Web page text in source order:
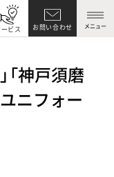
ビス お問い合わせ メニュー
「神戸須磨
ニフォー